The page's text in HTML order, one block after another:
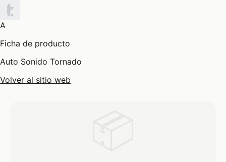
A
Ficha de producto
Auto Sonido Tornado
Volver al sitio web